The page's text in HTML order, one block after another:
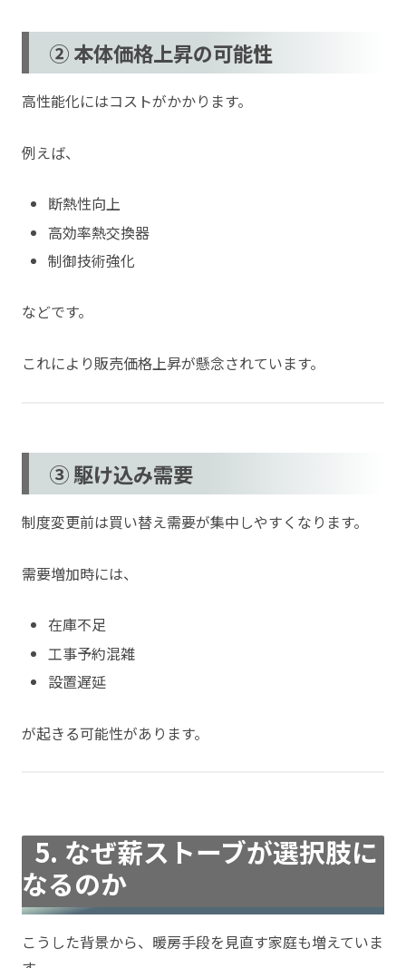
② 本体価格上昇の可能性
高性能化にはコストがかかります。
例えば、
断熱性向上
高効率熱交換器
制御技術強化
などです。
これにより販売価格上昇が懸念されています。
③ 駆け込み需要
制度変更前は買い替え需要が集中しやすくなります。
需要増加時には、
在庫不足
工事予約混雑
設置遅延
が起きる可能性があります。
5. なぜ薪ストーブが選択肢に
なるのか
こうした背景から、暖房手段を見直す家庭も増えていま